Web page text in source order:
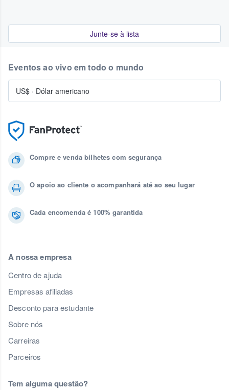
Junte-se à lista
Compre e venda bilhetes com segurança
O apoio ao cliente o acompanhará até ao seu lugar
Cada encomenda é 100% garantida
A nossa empresa
Centro de ajuda
Empresas afiliadas
Desconto para estudante
Sobre nós
Carreiras
Parceiros
Tem alguma questão?
Eventos ao vivo em todo o mundo
US$ · Dólar americano